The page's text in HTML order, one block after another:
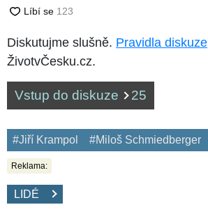
Diskutujme slušně. Pravidla diskuze
ŽivotvČesku.cz.
Vstup do diskuze 25
#Jiří Krampol #Miloš Schmiedberger
Reklama:
LIDÉ